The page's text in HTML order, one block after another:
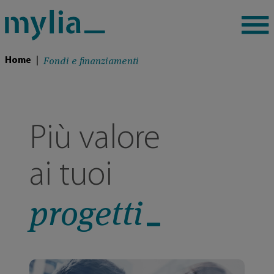
Home Fondi e finanziamenti
Più valore
ai tuoi
progetti